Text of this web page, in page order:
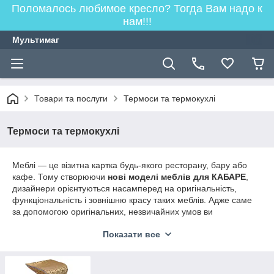
Поломалось любимое кресло? Тогда Вам надо к
нам!!!
Мультимаг
Товари та послуги Термоси та термокухлі
Термоси та термокухлі
Меблі — це візитна картка будь-якого ресторану, бару або
кафе. Тому створюючи нові моделі меблів для КАБАРЕ
дизайнери орієнтуються насамперед на оригінальність,
функціональність і зовнішню красу таких меблів. Адже саме
за допомогою оригінальних, незвичайних умов ви
специфіку вашого закладу.
барів і ресторанів,
Показати все